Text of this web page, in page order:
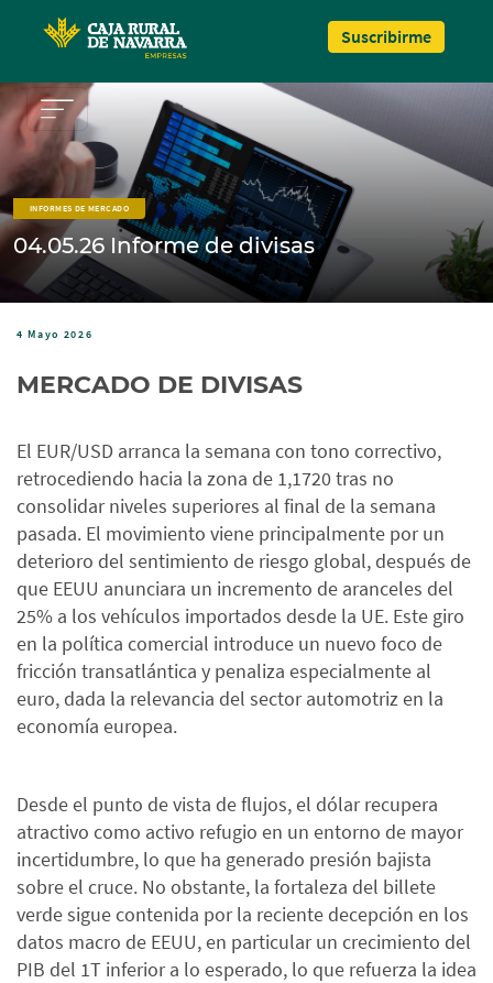
Suscribirme
INFORMES DE MERCADO
04.05.26 Informe de divisas
4 Mayo 2026
MERCADO DE DIVISAS
El EUR/USD arranca la semana con tono correctivo,
retrocediendo hacia la zona de 1,1720 tras no
consolidar niveles superiores al final de la semana
pasada. El movimiento viene principalmente por un
deterioro del sentimiento de riesgo global, después de
que EEUU anunciara un incremento de aranceles del
25% a los vehículos importados desde la UE. Este giro
en la política comercial introduce un nuevo foco de
fricción transatlántica y penaliza especialmente al
euro, dada la relevancia del sector automotriz en la
economía europea.
Desde el punto de vista de flujos, el dólar recupera
atractivo como activo refugio en un entorno de mayor
incertidumbre, lo que ha generado presión bajista
sobre el cruce. No obstante, la fortaleza del billete
verde sigue contenida por la reciente decepción en los
datos macro de EEUU, en particular un crecimiento del
PIB del 1T inferior a lo esperado, lo que refuerza la idea